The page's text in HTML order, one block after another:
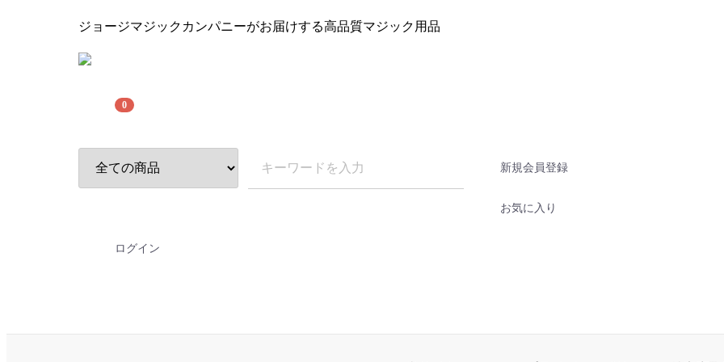
ジョージマジックカンパニーがお届けする高品質マジック用品
0
新規会員登録
お気に入り
ログイン